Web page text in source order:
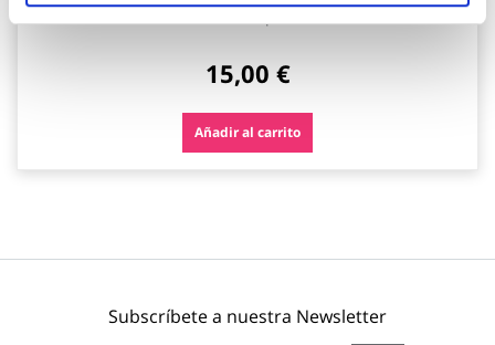
15,00 €
Añadir al carrito
Subscríbete a nuestra Newsletter